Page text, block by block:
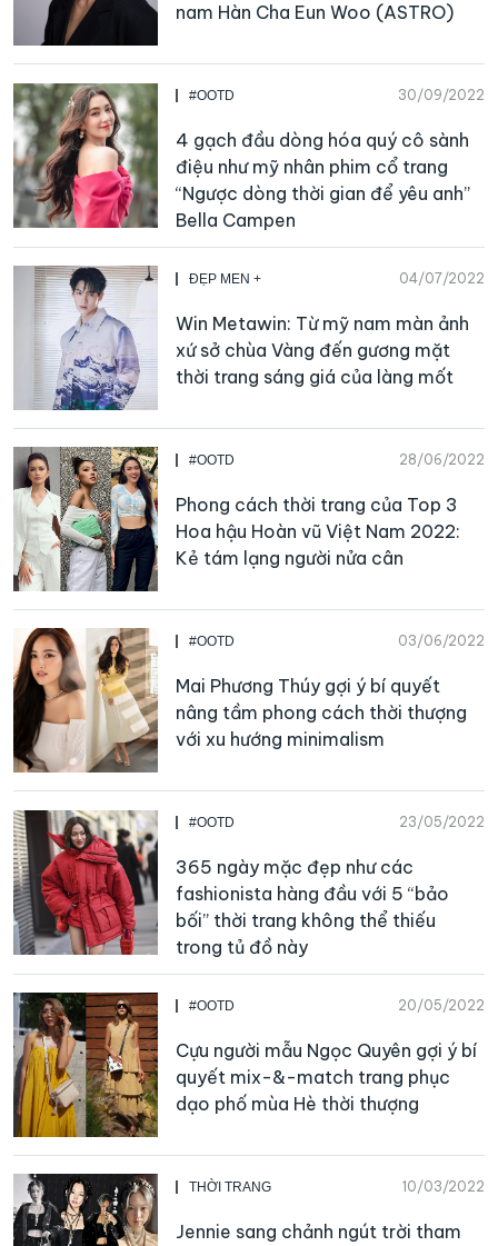
nam Hàn Cha Eun Woo (ASTRO)
#OOTD 30/09/2022
4 gạch đầu dòng hóa quý cô sành
điệu như mỹ nhân phim cổ trang
“Ngược dòng thời gian để yêu anh”
Bella Campen
ĐẸP MEN + 04/07/2022
Win Metawin: Từ mỹ nam màn ảnh
xứ sở chùa Vàng đến gương mặt
thời trang sáng giá của làng mốt
#OOTD 28/06/2022
Phong cách thời trang của Top 3
Hoa hậu Hoàn vũ Việt Nam 2022:
Kẻ tám lạng người nửa cân
#OOTD 03/06/2022
Mai Phương Thúy gợi ý bí quyết
nâng tầm phong cách thời thượng
với xu hướng minimalism
#OOTD 23/05/2022
365 ngày mặc đẹp như các
fashionista hàng đầu với 5 “bảo
bối” thời trang không thể thiếu
trong tủ đồ này
#OOTD 20/05/2022
Cựu người mẫu Ngọc Quyên gợi ý bí
quyết mix-&-match trang phục
dạo phố mùa Hè thời thượng
THỜI TRANG 10/03/2022
Jennie sang chảnh ngút trời tham